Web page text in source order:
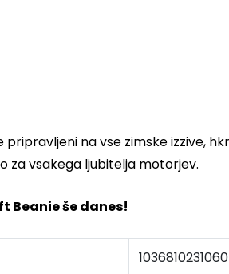
pripravljeni na vse zimske izzive,
za vsakega ljubitelja motorjev.
Beanie še danes!
1036810231060